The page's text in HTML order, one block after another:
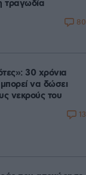
τραγωδία
80
30 χρόνια
να δώσει
νεκρούς του
13